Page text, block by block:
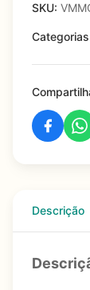
SKU:
Descrição